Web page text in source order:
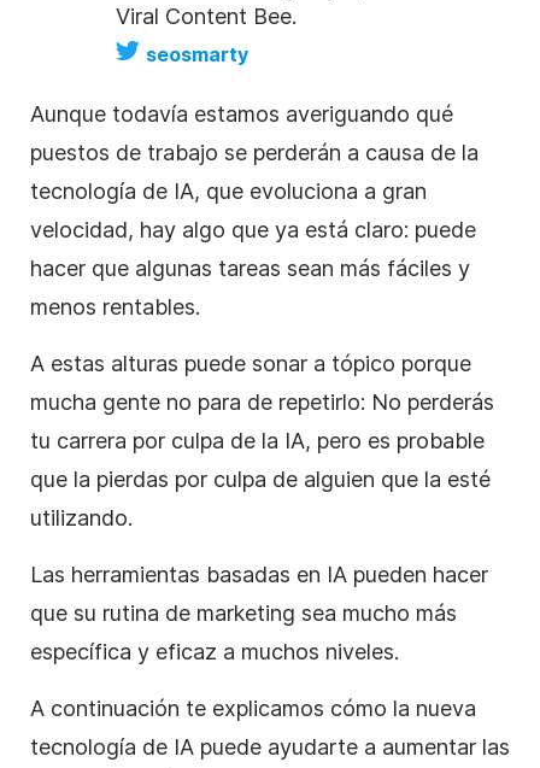
Viral Content Bee.
seosmarty
Aunque todavía estamos averiguando qué
puestos de trabajo se perderán a causa de la
tecnología de IA, que evoluciona a gran
velocidad, hay algo que ya está claro: puede
hacer que algunas tareas sean más fáciles y
menos rentables.
A estas alturas puede sonar a tópico porque
mucha gente no para de repetirlo: No perderás
tu carrera por culpa de la IA, pero es probable
que la pierdas por culpa de alguien que la esté
utilizando.
Las herramientas basadas en IA pueden hacer
que su rutina de marketing sea mucho más
específica y eficaz a muchos niveles.
A continuación te explicamos cómo la nueva
tecnología de IA puede ayudarte a aumentar las